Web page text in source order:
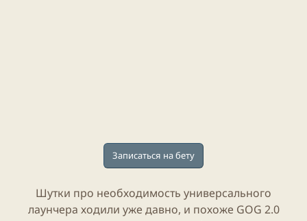
Записаться на бету
Шутки про необходимость универсального
лаунчера ходили уже давно, и похоже GOG 2.0